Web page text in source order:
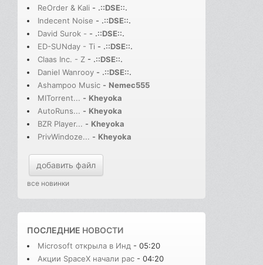
ReOrder & Kali - .::DSE::.
Indecent Noise - .::DSE::.
David Surok - - .::DSE::.
ED-SUNday - Ti - .::DSE::.
Claas Inc. - Z - .::DSE::.
Daniel Wanrooy - .::DSE::.
Ashampoo Music - Nemec555
MITorrent... - Kheyoka
AutoRuns... - Kheyoka
BZR Player... - Kheyoka
PrivWindoze... - Kheyoka
добавить файл
все новинки
ПОСЛЕДНИЕ НОВОСТИ
Microsoft открыла в Инд - 05:20
Акции SpaceX начали рас - 04:20